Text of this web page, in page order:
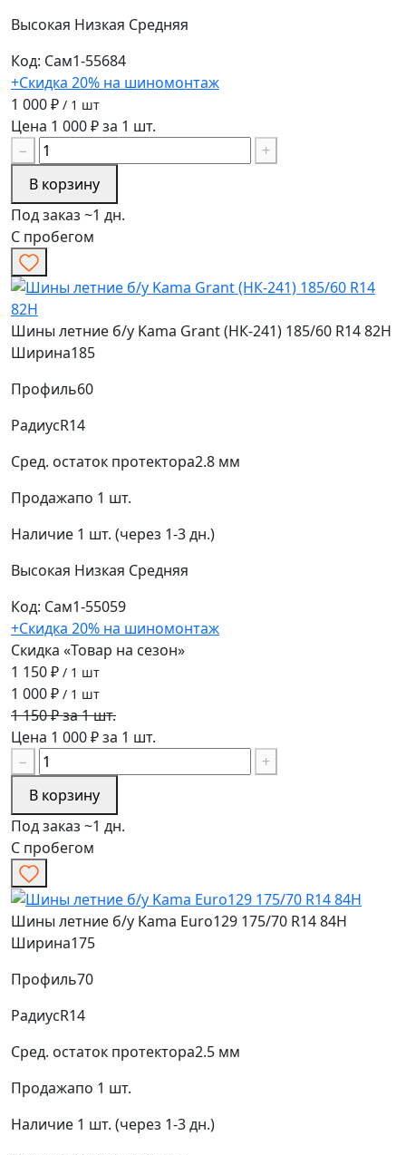
Высокая Низкая Средняя
Код: Сам1-55684
+Скидка 20% на шиномонтаж
1 000 ₽ / 1 шт
Цена 1 000 ₽ за 1 шт.
−
+
В корзину
Под заказ ~1 дн.
С пробегом
Шины летние б/у Kama Grant (НК-241) 185/60 R14 82H
Ширина185
Профиль60
РадиусR14
Сред. остаток протектора2.8 мм
Продажапо 1 шт.
Наличие 1 шт. (через 1-3 дн.)
Высокая Низкая Средняя
Код: Сам1-55059
+Скидка 20% на шиномонтаж
Скидка «Товар на сезон»
1 150 ₽ / 1 шт
1 000 ₽ / 1 шт
1 150 ₽ за 1 шт.
Цена 1 000 ₽ за 1 шт.
−
+
В корзину
Под заказ ~1 дн.
С пробегом
Шины летние б/у Kama Euro129 175/70 R14 84H
Ширина175
Профиль70
РадиусR14
Сред. остаток протектора2.5 мм
Продажапо 1 шт.
Наличие 1 шт. (через 1-3 дн.)